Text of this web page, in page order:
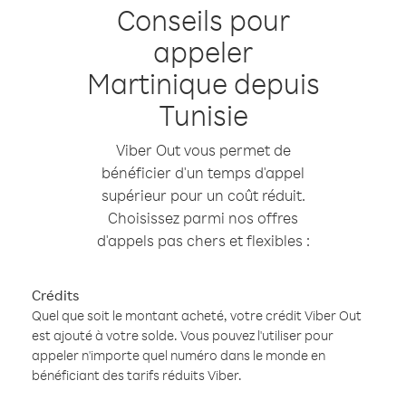
Conseils pour
appeler
Martinique depuis
Tunisie
Viber Out vous permet de
bénéficier d'un temps d'appel
supérieur pour un coût réduit.
Choisissez parmi nos offres
d'appels pas chers et flexibles :
Crédits
Quel que soit le montant acheté, votre crédit Viber Out
est ajouté à votre solde. Vous pouvez l'utiliser pour
appeler n'importe quel numéro dans le monde en
bénéficiant des tarifs réduits Viber.